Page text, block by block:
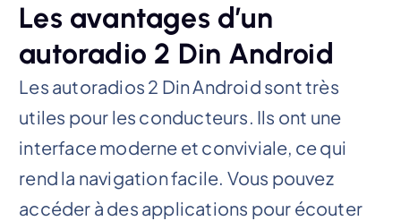
Les avantages d’un
autoradio 2 Din Android
Les autoradios 2 Din Android sont très
utiles pour les conducteurs. Ils ont une
interface moderne et conviviale, ce qui
rend la navigation facile. Vous pouvez
accéder à des applications pour écouter